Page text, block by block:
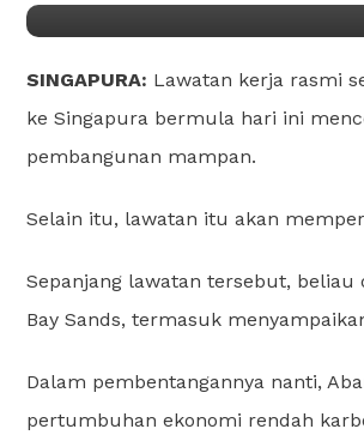
SINGAPURA: Lawatan kerja rasmi
ke Singapura bermula hari ini
pembangunan mampan.
Selain itu, lawatan itu akan
Sepanjang lawatan tersebut,
Bay Sands, termasuk
Dalam pembentangannya nanti,
pertumbuhan ekonomi rendah